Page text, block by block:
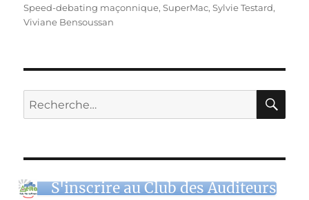
Speed-debating maçonnique,SuperMac,Sylvie Testard,
Viviane Bensoussan
Recherche
pour :
S'inscrire au Club des Auditeurs